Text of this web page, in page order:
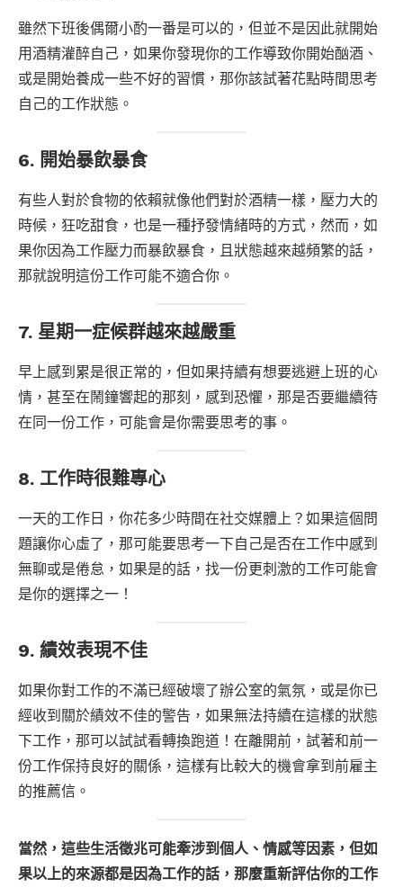
雖然下班後偶爾小酌一番是可以的，但並不是因此就開始
用酒精灌醉自己，如果你發現你的工作導致你開始酗酒、
或是開始養成一些不好的習慣，那你該試著花點時間思考
自己的工作狀態。
6. 開始暴飲暴食
有些人對於食物的依賴就像他們對於酒精一樣，壓力大的
時候，狂吃甜食，也是一種抒發情緒時的方式，然而，如
果你因為工作壓力而暴飲暴食，且狀態越來越頻繁的話，
那就說明這份工作可能不適合你。
7. 星期一症候群越來越嚴重
早上感到累是很正常的，但如果持續有想要逃避上班的心
情，甚至在鬧鐘響起的那刻，感到恐懼，那是否要繼續待
在同一份工作，可能會是你需要思考的事。
8. 工作時很難專心
一天的工作日，你花多少時間在社交媒體上？如果這個問
題讓你心虛了，那可能要思考一下自己是否在工作中感到
無聊或是倦怠，如果是的話，找一份更刺激的工作可能會
是你的選擇之一！
9. 績效表現不佳
如果你對工作的不滿已經破壞了辦公室的氣氛，或是你已
經收到關於績效不佳的警告，如果無法持續在這樣的狀態
下工作，那可以試試看轉換跑道！在離開前，試著和前一
份工作保持良好的關係，這樣有比較大的機會拿到前雇主
的推薦信。
當然，這些生活徵兆可能牽涉到個人、情感等因素，但如
果以上的來源都是因為工作的話，那麼重新評估你的工作